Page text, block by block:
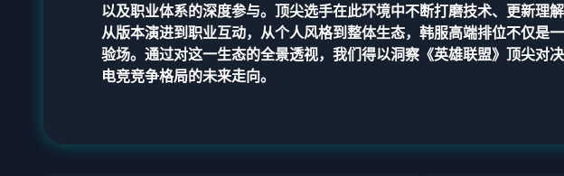
以及职业体系的深度参与。顶尖选手在此环境中不断打磨技术、更新理
从版本演进到职业互动，从个人风格到整体生态，韩服高端排位不仅是
验场。通过对这一生态的全景透视，我们得以洞察《英雄联盟》顶尖对
电竞竞争格局的未来走向。